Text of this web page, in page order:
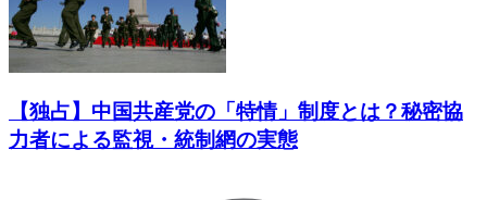
【独占】中国共産党の「特情」制度とは？秘密協
力者による監視・統制網の実態